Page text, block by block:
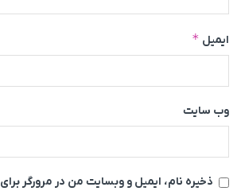
ایمیل *
وب‌ سایت
ذخیره نام، ایمیل و وبسایت من در مرورگر